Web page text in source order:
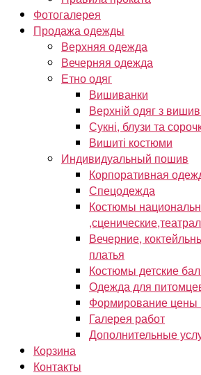
Фотогалерея
Продажа одежды
Верхняя одежда
Вечерняя одежда
Етно одяг
Вишиванки
Верхній одяг з
Сукні, блузи та
Вишиті костюми
Индивидуальный пошив
Корпоративная
Спецодежда
Костюмы
Вечерние,
платья
Костюмы детские
Одежда для
Формирование цены
Галерея работ
Дополнительные
Корзина
Контакты